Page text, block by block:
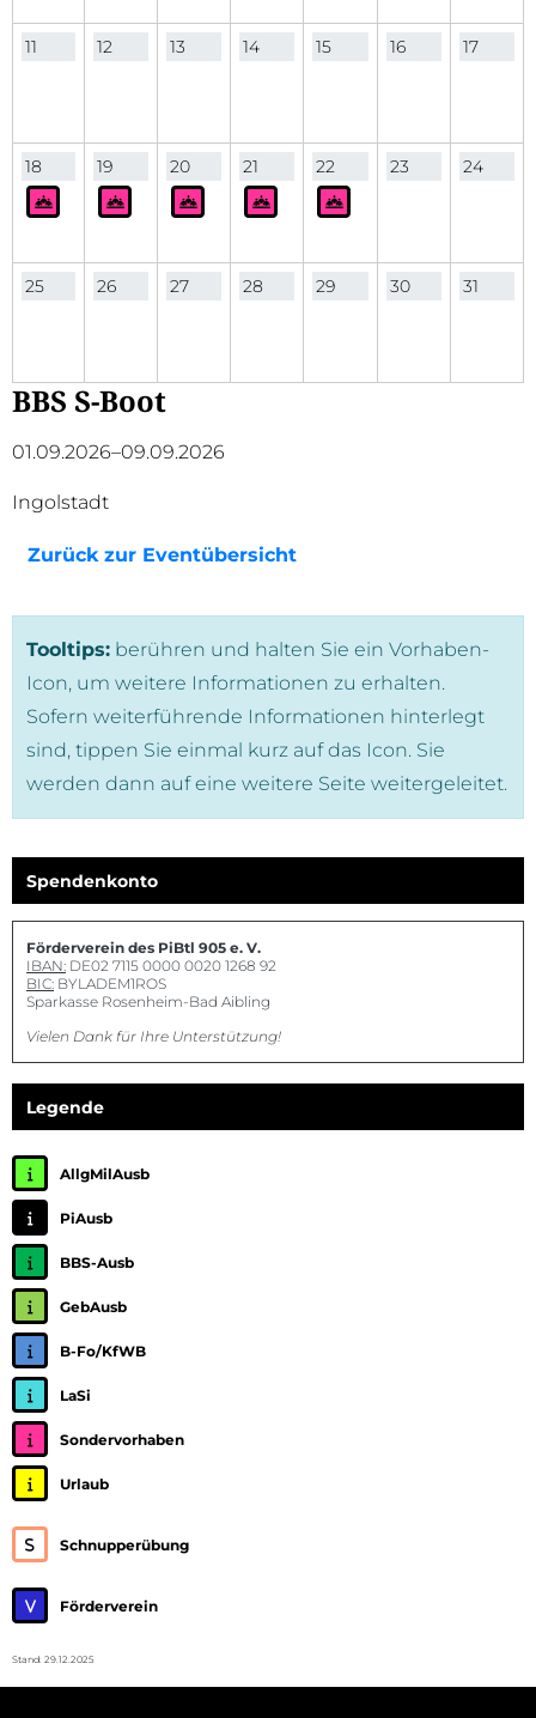
11 12 13 14 15 16 17
18 19 20 21 22 23 24
25 26 27 28 29 30 31
BBS S-Boot
01.09.2026–09.09.2026
Ingolstadt
Zurück zur Eventübersicht
Tooltips: berühren und halten Sie ein Vorhaben-
Icon, um weitere Informationen zu erhalten.
Sofern weiterführende Informationen hinterlegt
sind, tippen Sie einmal kurz auf das Icon. Sie
werden dann auf eine weitere Seite weitergeleitet.
Spendenkonto
Förderverein des PiBtl 905 e. V.
IBAN: DE02 7115 0000 0020 1268 92
BIC: BYLADEM1ROS
Sparkasse Rosenheim-Bad Aibling
Vielen Dank für Ihre Unterstützung!
Legende
AllgMilAusb
PiAusb
BBS-Ausb
GebAusb
B-Fo/KfWB
LaSi
Sondervorhaben
Urlaub
Schnupperübung
Förderverein
Stand: 29.12.2025